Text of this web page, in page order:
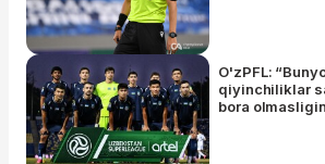
O'zPFL:
qiyinchiliklar
bora